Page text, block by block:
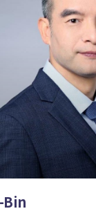
Bin